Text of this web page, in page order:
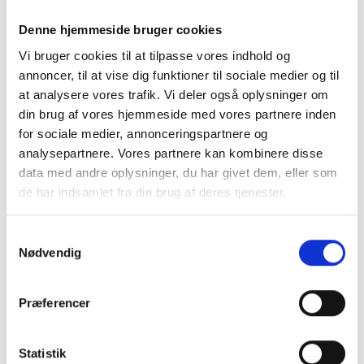
Denne hjemmeside bruger cookies
Vi bruger cookies til at tilpasse vores indhold og
annoncer, til at vise dig funktioner til sociale medier og til
at analysere vores trafik. Vi deler også oplysninger om
din brug af vores hjemmeside med vores partnere inden
for sociale medier, annonceringspartnere og
analysepartnere. Vores partnere kan kombinere disse
data med andre oplysninger, du har givet dem, eller som
de har indsamlet fra din brug af deres tjenester.
Nødvendig
Præferencer
Statistik
Integreret pose-dispenser i toppen til små hygiejneposer.
Passer til små refills med hygiejneposer (standard
størrelse). Hvis man ikke ønsker at benytte de små poser
kan man blænde hullet i toppen af med den medfølgende
plade.
Indeni affaldsbeholderen er der monteret en plastbeholder
som kan tages ud og tømmes. Denne rummer 4 liter. Man
kan ligeledes sætte en plastpose rundt om denne
indvendige plastbeholder. Alt er skjult udefra så det stilrene
design bevares.
Selvlukkende mekanisme så affaldsbeholderen altid er
Plugs og skruer medfølger.
Der kan tilkøbes en lille plade til at lukke hullet i toppen hvis
men ikke ønsker at benytte pose-dispenseren til de små
dimensioner: 300x310x123 mm (BxHxD)